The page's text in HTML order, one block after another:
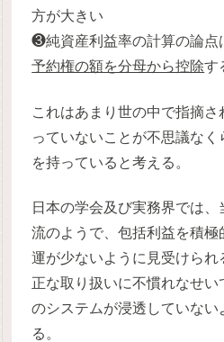
方が大きい
❸純資産利益率の計算の論点
予約権の額を分母から控除す
これはあまり世の中で指摘
っていないことが不思議な
を持っていると考える。
日本の学会及び実務界では
流のようで、包括利益を積
運が少ないように見受けら
正な取り扱いに不慣れなせ
のシステムが浸透していな
る。